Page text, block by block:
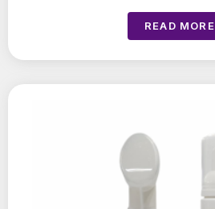
READ MORE